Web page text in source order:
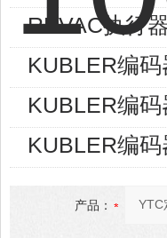
REVAC执行
KUBLER编
KUBLER编
KUBLER编
产品：